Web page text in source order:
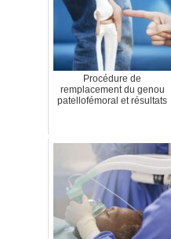
Procédure de
remplacement du genou
patellofémoral et résultats